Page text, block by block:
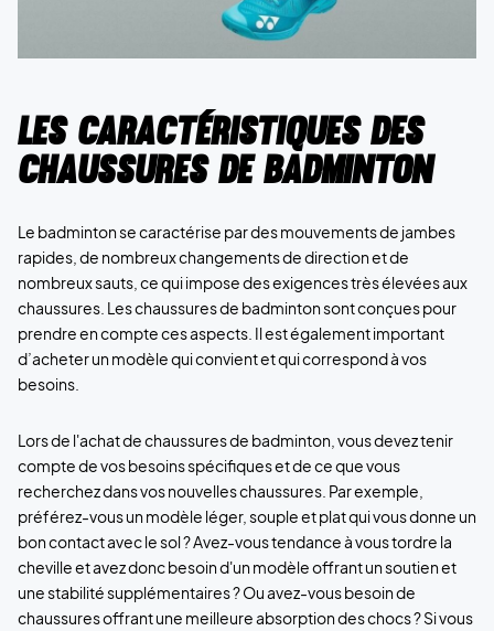
Les caractéristiques des
chaussures de badminton
Le badminton se caractérise par des mouvements de jambes
rapides, de nombreux changements de direction et de
nombreux sauts, ce qui impose des exigences très élevées aux
chaussures. Les chaussures de badminton sont conçues pour
prendre en compte ces aspects. Il est également important
d’acheter un modèle qui convient et qui correspond à vos
besoins.
Lors de l'achat de chaussures de badminton, vous devez tenir
compte de vos besoins spécifiques et de ce que vous
recherchez dans vos nouvelles chaussures. Par exemple,
préférez-vous un modèle léger, souple et plat qui vous donne un
bon contact avec le sol ? Avez-vous tendance à vous tordre la
cheville et avez donc besoin d'un modèle offrant un soutien et
une stabilité supplémentaires ? Ou avez-vous besoin de
chaussures offrant une meilleure absorption des chocs ? Si vous